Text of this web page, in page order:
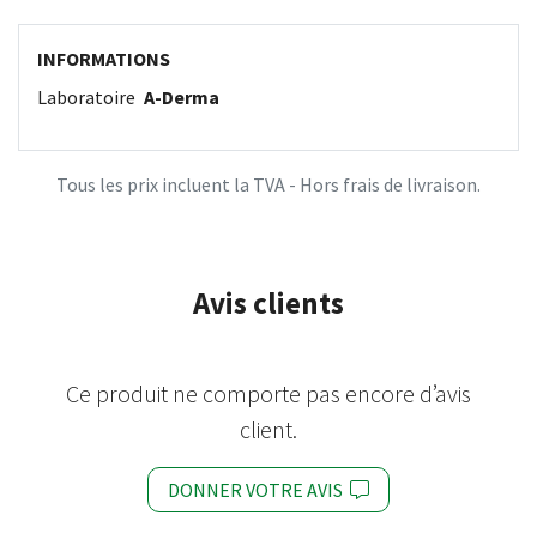
INFORMATIONS
Laboratoire A-Derma
Tous les prix incluent la TVA - Hors frais de livraison.
Avis clients
Ce produit ne comporte pas encore d’avis
client.
DONNER VOTRE AVIS